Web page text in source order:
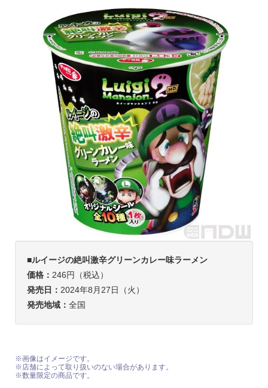
■ルイージの絶叫激辛グリーンカレー味ラーメン
価格： 246円（税込）
発売日： 2024年8月27日（火）
発売地域： 全国
※画像はイメージです。
※店舗によって取り扱いのない場合があります。
※数量限定の商品です。